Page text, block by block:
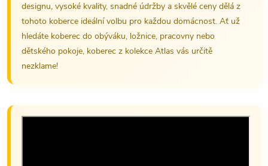
designu, vysoké kvality, snadné údržby a skvělé ceny dělá z
tohoto koberce ideální volbu pro každou domácnost. Ať už
hledáte koberec do obýváku, ložnice, pracovny nebo
dětského pokoje, koberec z kolekce Atlas vás určitě
nezklame!